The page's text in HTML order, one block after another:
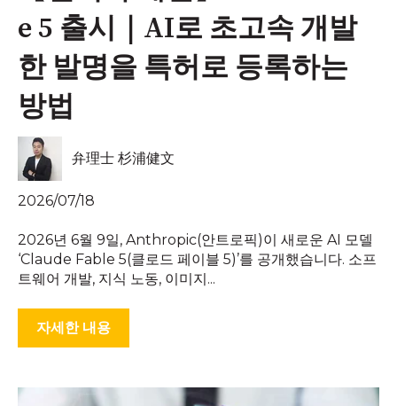
e 5 출시｜AI로 초고속 개발
한 발명을 특허로 등록하는
방법
弁理士 杉浦健文
2026/07/18
2026년 6월 9일, Anthropic(안트로픽)이 새로운 AI 모델
‘Claude Fable 5(클로드 페이블 5)’를 공개했습니다. 소프
트웨어 개발, 지식 노동, 이미지...
자세한 내용